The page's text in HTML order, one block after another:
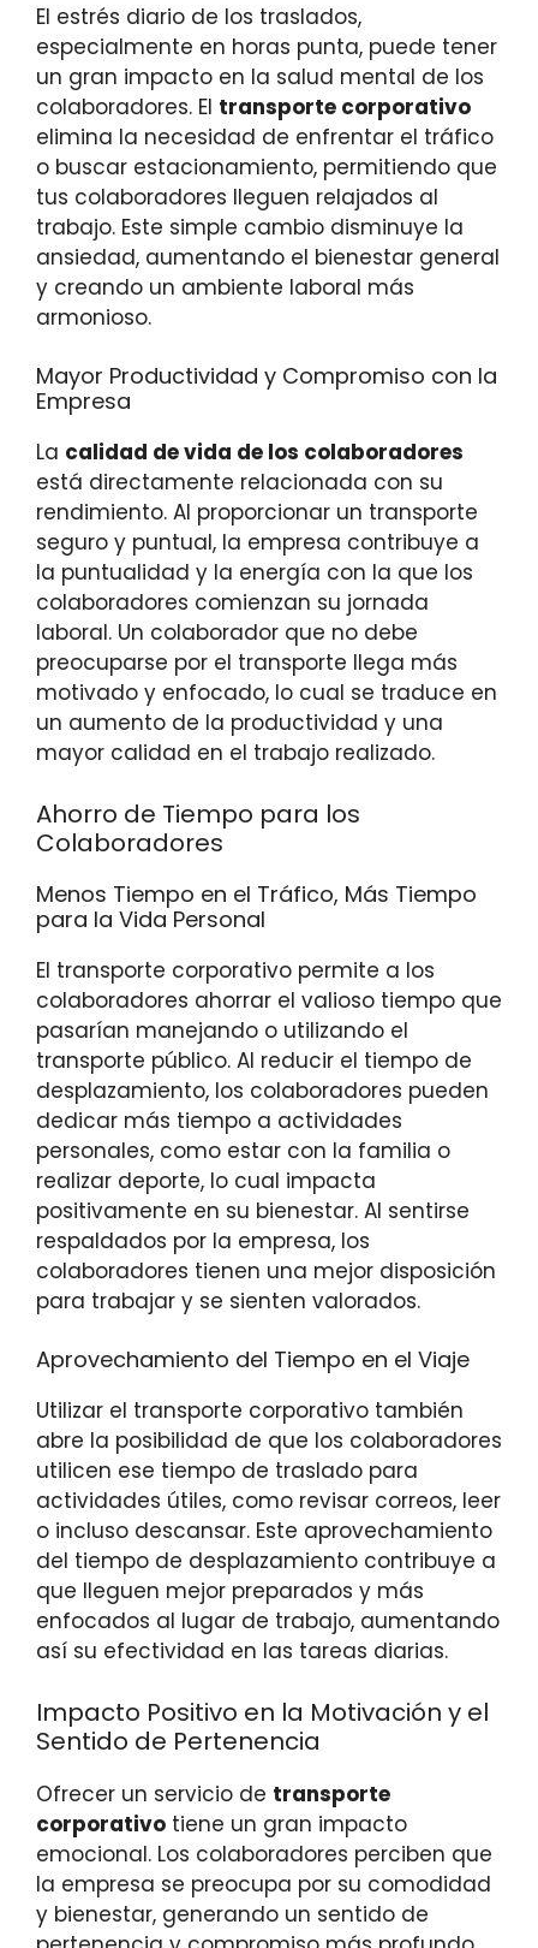
El estrés diario de los traslados,
especialmente en horas punta, puede tener
un gran impacto en la salud mental de los
colaboradores. El transporte corporativo
elimina la necesidad de enfrentar el tráfico
o buscar estacionamiento, permitiendo que
tus colaboradores lleguen relajados al
trabajo. Este simple cambio disminuye la
ansiedad, aumentando el bienestar general
y creando un ambiente laboral más
armonioso.
Mayor Productividad y Compromiso con la
Empresa
La calidad de vida de los colaboradores
está directamente relacionada con su
rendimiento. Al proporcionar un transporte
seguro y puntual, la empresa contribuye a
la puntualidad y la energía con la que los
colaboradores comienzan su jornada
laboral. Un colaborador que no debe
preocuparse por el transporte llega más
motivado y enfocado, lo cual se traduce en
un aumento de la productividad y una
mayor calidad en el trabajo realizado.
Ahorro de Tiempo para los
Colaboradores
Menos Tiempo en el Tráfico, Más Tiempo
para la Vida Personal
El transporte corporativo permite a los
colaboradores ahorrar el valioso tiempo que
pasarían manejando o utilizando el
transporte público. Al reducir el tiempo de
desplazamiento, los colaboradores pueden
dedicar más tiempo a actividades
personales, como estar con la familia o
realizar deporte, lo cual impacta
positivamente en su bienestar. Al sentirse
respaldados por la empresa, los
colaboradores tienen una mejor disposición
para trabajar y se sienten valorados.
Aprovechamiento del Tiempo en el Viaje
Utilizar el transporte corporativo también
abre la posibilidad de que los colaboradores
utilicen ese tiempo de traslado para
actividades útiles, como revisar correos, leer
o incluso descansar. Este aprovechamiento
del tiempo de desplazamiento contribuye a
que lleguen mejor preparados y más
enfocados al lugar de trabajo, aumentando
así su efectividad en las tareas diarias.
Impacto Positivo en la Motivación y el
Sentido de Pertenencia
Ofrecer un servicio de transporte
corporativo tiene un gran impacto
emocional. Los colaboradores perciben que
la empresa se preocupa por su comodidad
y bienestar, generando un sentido de